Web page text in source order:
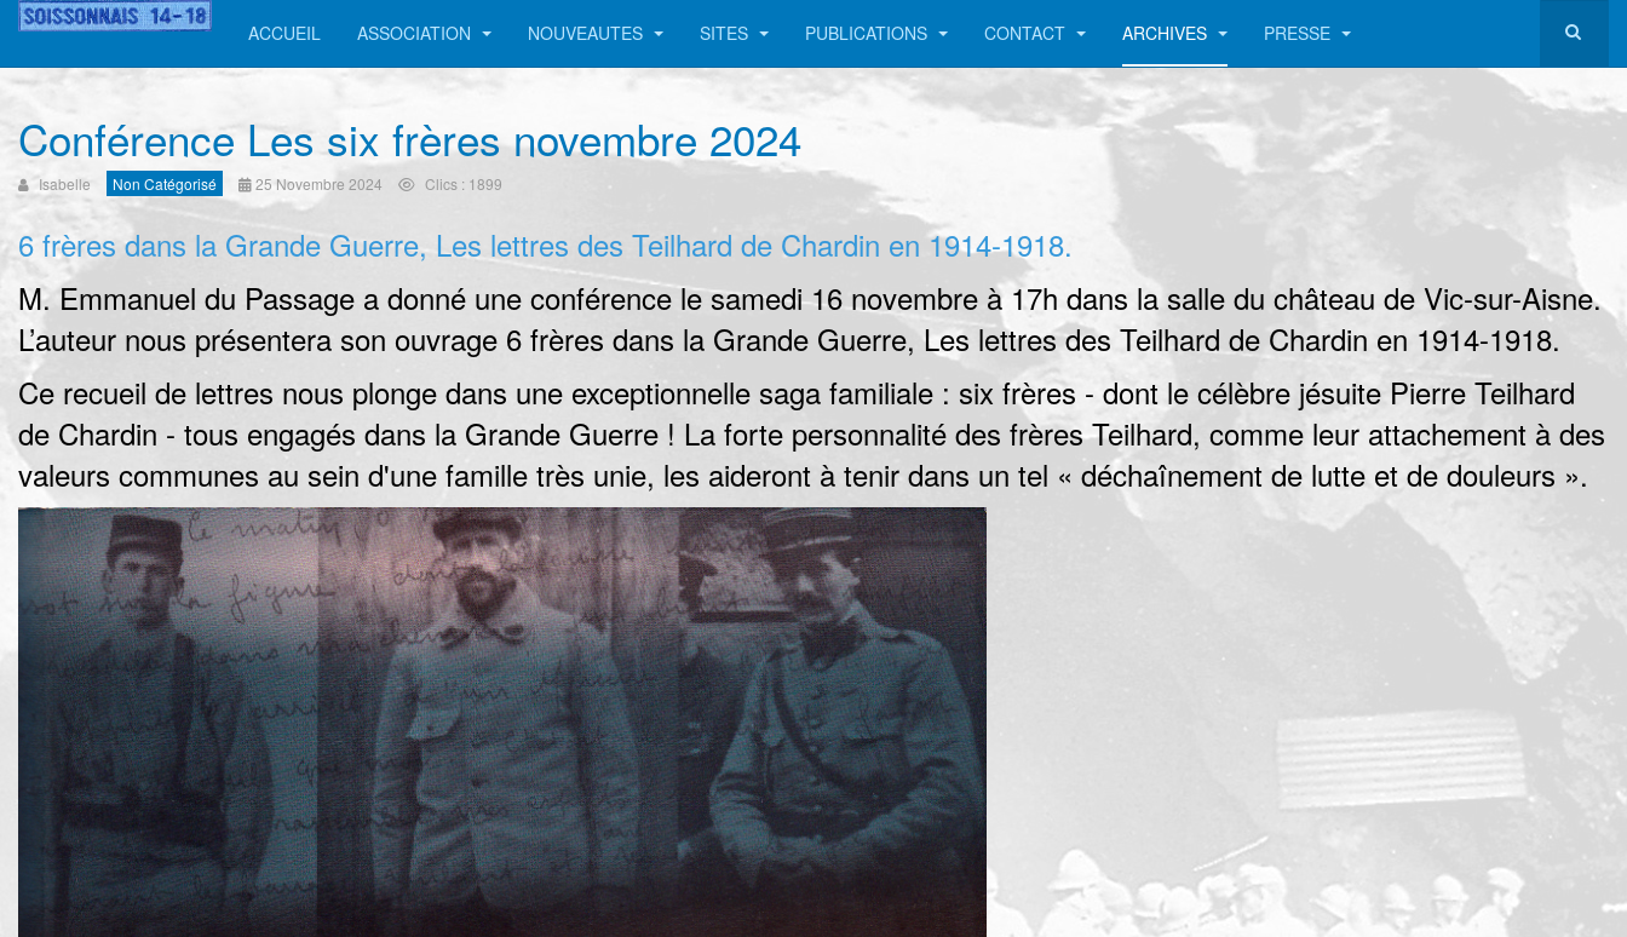
ACCUEIL ASSOCIATION NOUVEAUTES SITES PUBLICATIONS CONTACT ARCHIVES PRESSE
Conférence Les six frères novembre 2024
Isabelle Non Catégorisé 25 Novembre 2024 Clics : 1899
6 frères dans la Grande Guerre, Les lettres des Teilhard de Chardin en 1914-1918.
M. Emmanuel du Passage a donné une conférence le samedi 16 novembre à 17h dans la salle du château de Vic-sur-Aisne.
L’auteur nous présentera son ouvrage 6 frères dans la Grande Guerre, Les lettres des Teilhard de Chardin en 1914-1918.
Ce recueil de lettres nous plonge dans une exceptionnelle saga familiale : six frères - dont le célèbre jésuite Pierre Teilhard
de Chardin - tous engagés dans la Grande Guerre ! La forte personnalité des frères Teilhard, comme leur attachement à des
valeurs communes au sein d'une famille très unie, les aideront à tenir dans un tel « déchaînement de lutte et de douleurs ».